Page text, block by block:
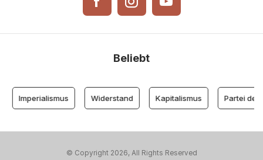
Beliebt
Imperialismus Widerstand Kapitalismus Partei der
© Copyright 2026, All Rights Reserved